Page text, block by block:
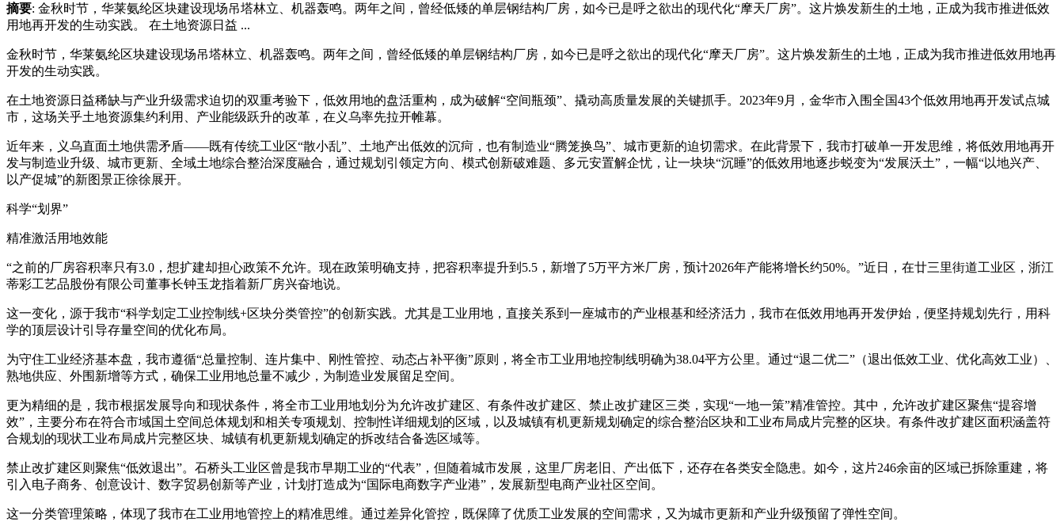
摘要: 金秋时节，华莱氨纶区块建设现场吊塔林立、机器轰鸣。两年之间，曾经低矮的单层钢结构厂房，如今已是呼之欲出的现代化“摩天厂房”。这片焕发新生的土地，正成为我市推进低效
用地再开发的生动实践。 在土地资源日益 ...
金秋时节，华莱氨纶区块建设现场吊塔林立、机器轰鸣。两年之间，曾经低矮的单层钢结构厂房，如今已是呼之欲出的现代化“摩天厂房”。这片焕发新生的土地，正成为我市推进低效用地再
开发的生动实践。
在土地资源日益稀缺与产业升级需求迫切的双重考验下，低效用地的盘活重构，成为破解“空间瓶颈”、撬动高质量发展的关键抓手。2023年9月，金华市入围全国43个低效用地再开发试点城
市，这场关乎土地资源集约利用、产业能级跃升的改革，在义乌率先拉开帷幕。
近年来，义乌直面土地供需矛盾——既有传统工业区“散小乱”、土地产出低效的沉疴，也有制造业“腾笼换鸟”、城市更新的迫切需求。在此背景下，我市打破单一开发思维，将低效用地再开
发与制造业升级、城市更新、全域土地综合整治深度融合，通过规划引领定方向、模式创新破难题、多元安置解企忧，让一块块“沉睡”的低效用地逐步蜕变为“发展沃土”，一幅“以地兴产、
以产促城”的新图景正徐徐展开。
科学“划界”
精准激活用地效能
“之前的厂房容积率只有3.0，想扩建却担心政策不允许。现在政策明确支持，把容积率提升到5.5，新增了5万平方米厂房，预计2026年产能将增长约50%。”近日，在廿三里街道工业区，浙江
蒂彩工艺品股份有限公司董事长钟玉龙指着新厂房兴奋地说。
这一变化，源于我市“科学划定工业控制线+区块分类管控”的创新实践。尤其是工业用地，直接关系到一座城市的产业根基和经济活力，我市在低效用地再开发伊始，便坚持规划先行，用科
学的顶层设计引导存量空间的优化布局。
为守住工业经济基本盘，我市遵循“总量控制、连片集中、刚性管控、动态占补平衡”原则，将全市工业用地控制线明确为38.04平方公里。通过“退二优二”（退出低效工业、优化高效工业）、
熟地供应、外围新增等方式，确保工业用地总量不减少，为制造业发展留足空间。
更为精细的是，我市根据发展导向和现状条件，将全市工业用地划分为允许改扩建区、有条件改扩建区、禁止改扩建区三类，实现“一地一策”精准管控。其中，允许改扩建区聚焦“提容增
效”，主要分布在符合市域国土空间总体规划和相关专项规划、控制性详细规划的区域，以及城镇有机更新规划确定的综合整治区块和工业布局成片完整的区块。有条件改扩建区面积涵盖符
合规划的现状工业布局成片完整区块、城镇有机更新规划确定的拆改结合备选区域等。
禁止改扩建区则聚焦“低效退出”。石桥头工业区曾是我市早期工业的“代表”，但随着城市发展，这里厂房老旧、产出低下，还存在各类安全隐患。如今，这片246余亩的区域已拆除重建，将
引入电子商务、创意设计、数字贸易创新等产业，计划打造成为“国际电商数字产业港”，发展新型电商产业社区空间。
这一分类管理策略，体现了我市在工业用地管控上的精准思维。通过差异化管控，既保障了优质工业发展的空间需求，又为城市更新和产业升级预留了弹性空间。